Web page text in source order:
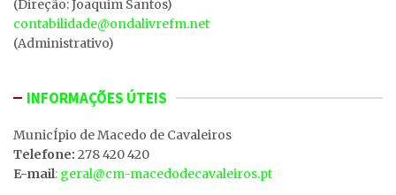
(Direção: Joaquim Santos)
contabilidade@ondalivrefm.net
(Administrativo)
INFORMAÇÕES ÚTEIS
MunicÍpio de Macedo de Cavaleiros
Telefone: 278 420 420
E-mail: geral@cm-macedodecavaleiros.pt